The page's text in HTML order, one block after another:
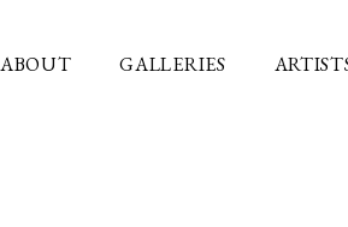
ABOUT GALLERIES